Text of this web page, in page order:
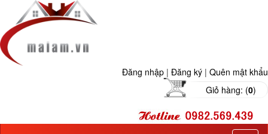
Đăng nhập | Đăng ký | Quên mật khẩu
Giỏ hàng: (0)